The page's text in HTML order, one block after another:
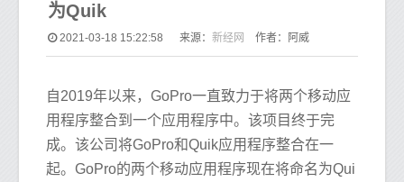
为Quik
2021-03-18 15:22:58 来源： 新经网 作者：阿威
自2019年以来，GoPro一直致力于将两个移动应
用程序整合到一个应用程序中。该项目终于完
成。该公司将GoPro和Quik应用程序整合在一
起。GoPro的两个移动应用程序现在将命名为Qui